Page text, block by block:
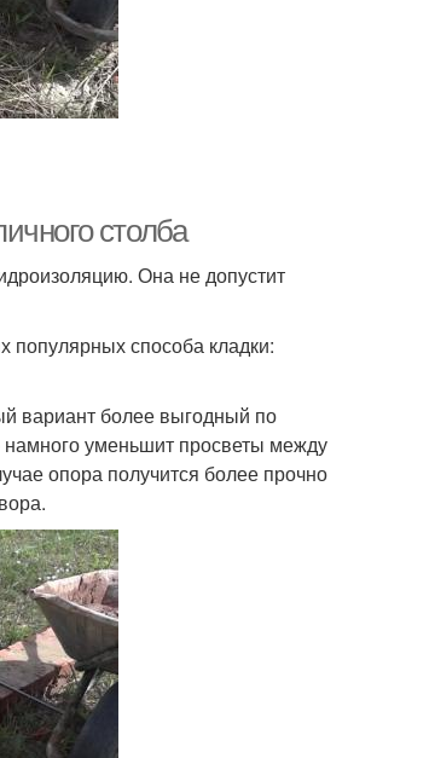
столба
Она не допустит
популярных способа кладки:
вариант более выгодный по
уменьшит просветы между
опора получится более прочно